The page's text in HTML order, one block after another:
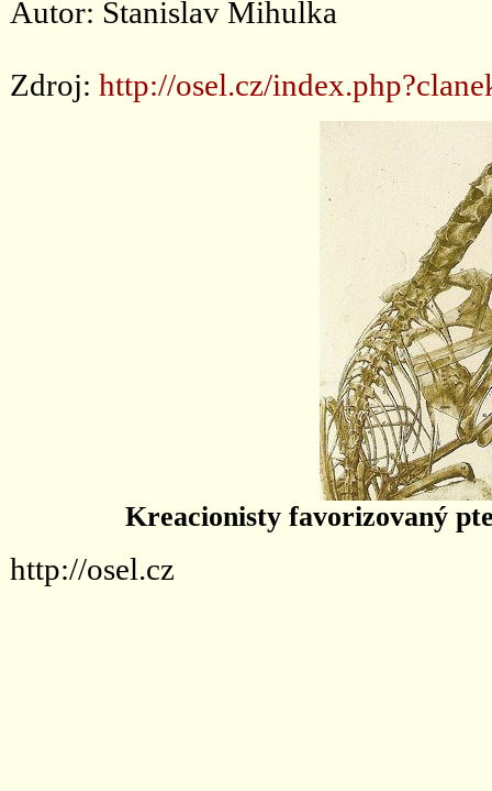
Autor: Stanislav Mihulka
Zdroj: http://osel.cz/
Kreacionisty favorizovaný
http://osel.cz